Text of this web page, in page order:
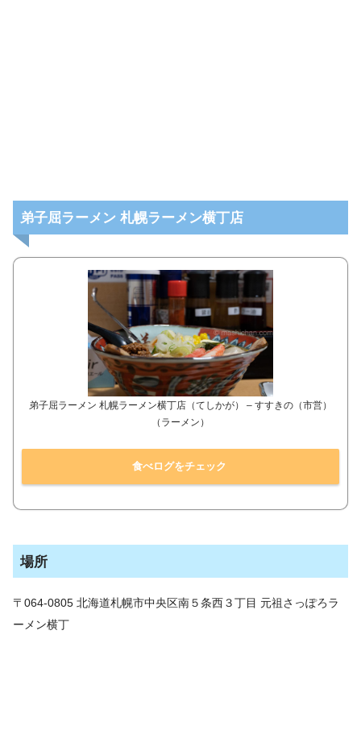
弟子屈ラーメン 札幌ラーメン横丁店
弟子屈ラーメン 札幌ラーメン横丁店（てしかが） – すすきの（市営）
（ラーメン）
食べログをチェック
場所
〒064-0805 北海道札幌市中央区南５条西３丁目 元祖さっぽろラ
ーメン横丁